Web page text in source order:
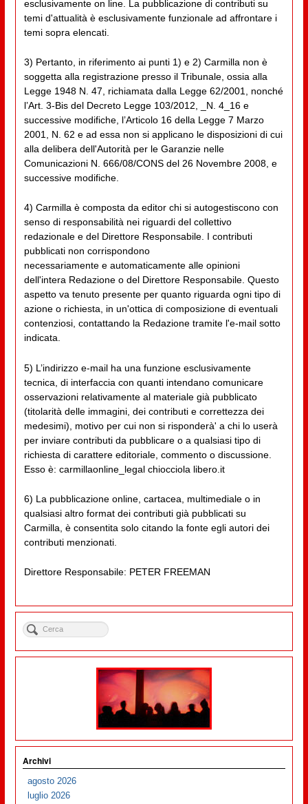
esclusivamente on line. La pubblicazione di contributi su
temi d'attualità è esclusivamente funzionale ad affrontare i
temi sopra elencati.
3) Pertanto, in riferimento ai punti 1) e 2) Carmilla non è
soggetta alla registrazione presso il Tribunale, ossia alla
Legge 1948 N. 47, richiamata dalla Legge 62/2001, nonché
l’Art. 3-Bis del Decreto Legge 103/2012, _N. 4_16 e
successive modifiche, l’Articolo 16 della Legge 7 Marzo
2001, N. 62 e ad essa non si applicano le disposizioni di cui
alla delibera dell'Autorità per le Garanzie nelle
Comunicazioni N. 666/08/CONS del 26 Novembre 2008, e
successive modifiche.
4) Carmilla è composta da editor chi si autogestiscono con
senso di responsabilità nei riguardi del collettivo
redazionale e del Direttore Responsabile. I contributi
pubblicati non corrispondono
necessariamente e automaticamente alle opinioni
dell'intera Redazione o del Direttore Responsabile. Questo
aspetto va tenuto presente per quanto riguarda ogni tipo di
azione o richiesta, in un'ottica di composizione di eventuali
contenziosi, contattando la Redazione tramite l'e-mail sotto
indicata.
5) L’indirizzo e-mail ha una funzione esclusivamente
tecnica, di interfaccia con quanti intendano comunicare
osservazioni relativamente al materiale già pubblicato
(titolarità delle immagini, dei contributi e correttezza dei
medesimi), motivo per cui non si risponderà' a chi lo userà
per inviare contributi da pubblicare o a qualsiasi tipo di
richiesta di carattere editoriale, commento o discussione.
Esso è: carmillaonline_legal chiocciola libero.it
6) La pubblicazione online, cartacea, multimediale o in
qualsiasi altro format dei contributi già pubblicati su
Carmilla, è consentita solo citando la fonte egli autori dei
contributi menzionati.
Direttore Responsabile: PETER FREEMAN
Archivi
agosto 2026
luglio 2026